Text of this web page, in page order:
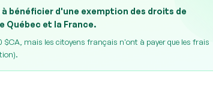
bénéficier d'une exemption des droits de
Québec et la France.
mais les citoyens français n'ont à payer que les frais